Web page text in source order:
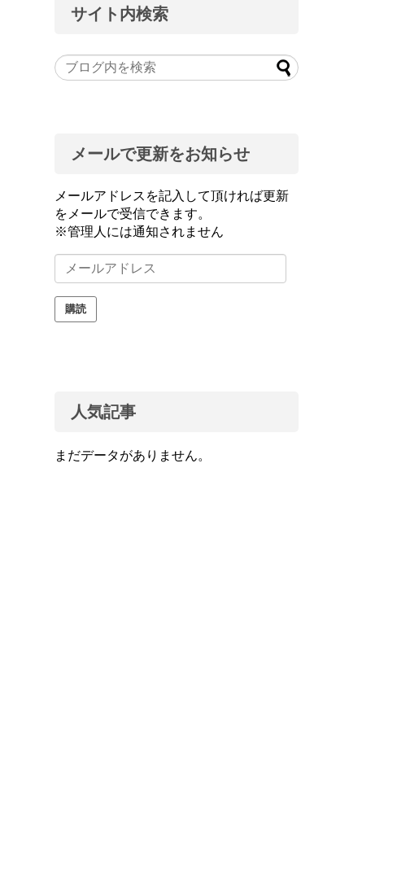
サイト内検索
メールで更新をお知らせ
メールアドレスを記入して頂ければ更新
をメールで受信できます。
※管理人には通知されません
メ
ー
ル
ア購読
人気記事
まだデータがありません。